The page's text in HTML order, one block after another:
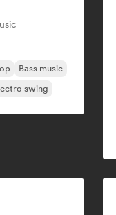
Bass music
swing